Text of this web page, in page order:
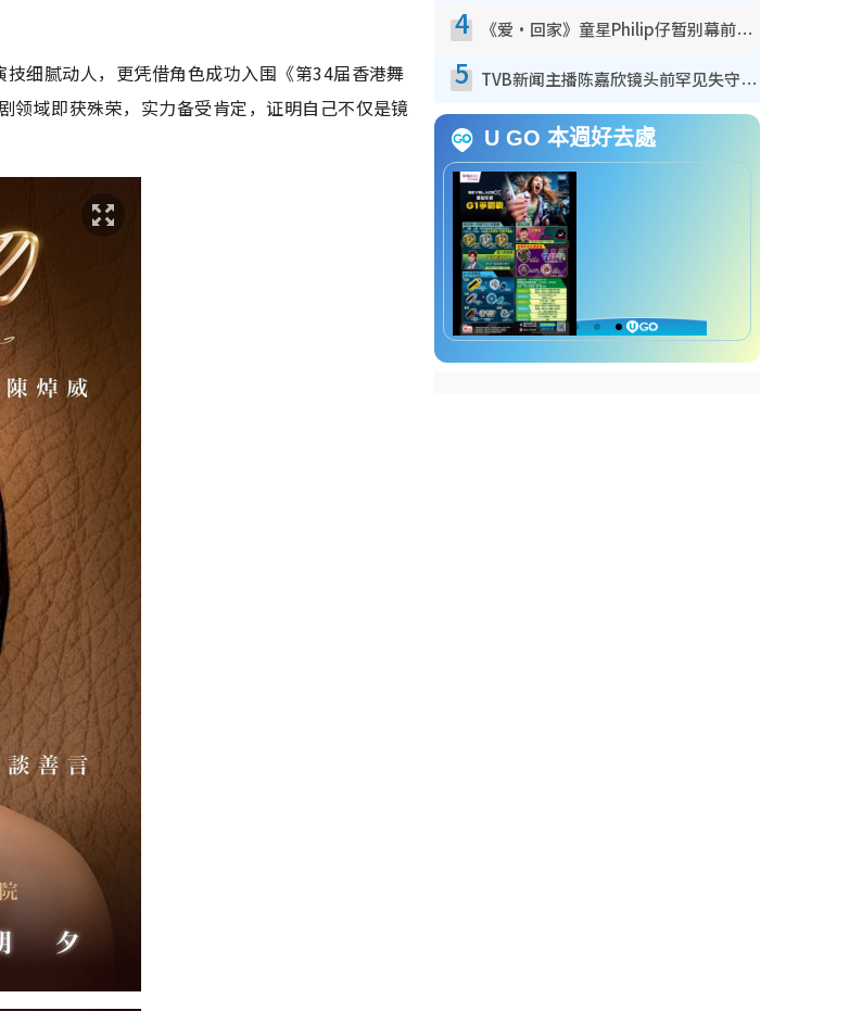
细腻动人，更凭借角色成功入围《第34届香港舞
域即获殊荣，实力备受肯定，证明自己不仅是镜
4 《爱·回家》童星Philip仔暂别幕前久违现身！15岁近况暴风成长长高变帅气少年
5 TVB新闻主播陈嘉欣镜头前罕见失守！遭林超英一句话突袭吓坏当场大笑
U GO 本週好去處